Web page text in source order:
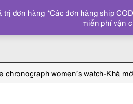
chronograph women’s watch-Khá
đơn hàng *Các đơn hàng ship
miễn phí vận